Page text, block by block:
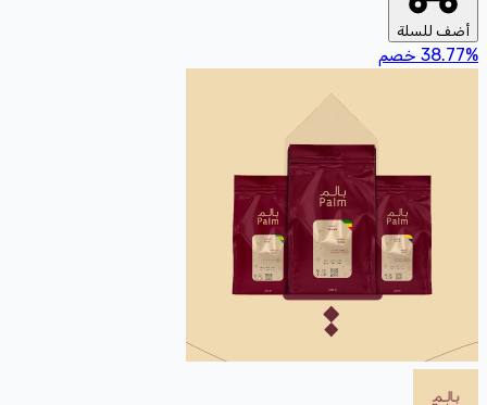
أضف للسلة
38.77% خصم